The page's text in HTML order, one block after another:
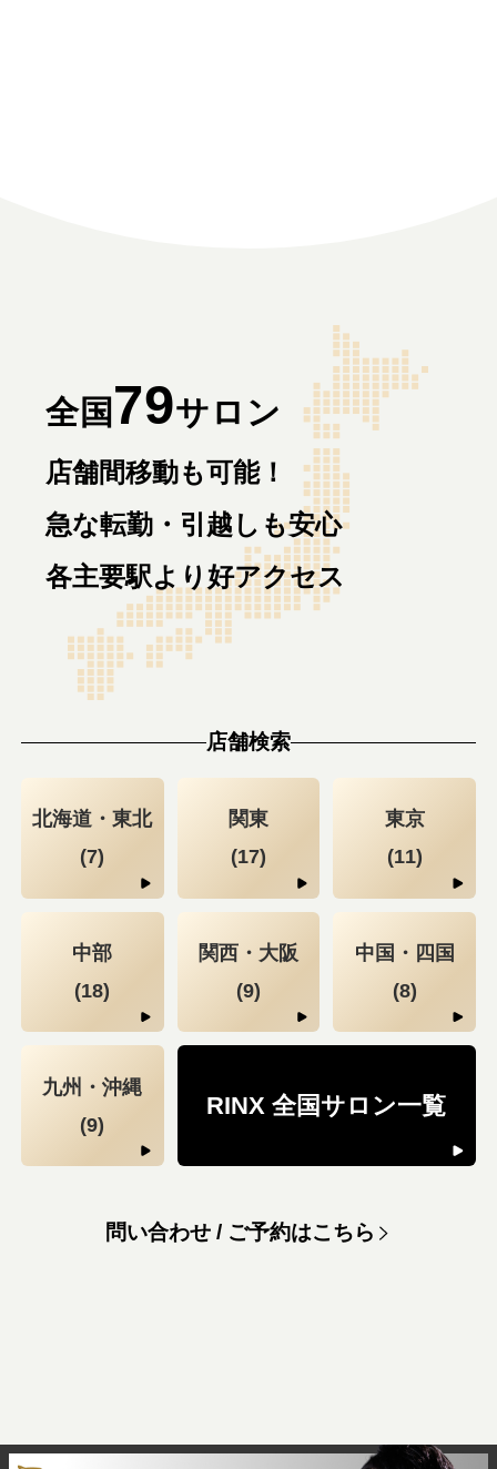
全国 79サロン
店舗間移動も可能！
急な転勤・引越しも安心
各主要駅より好アクセス
店舗検索
北海道・東北
(7)
関東
(17)
東京
(11)
中部
(18)
関西・大阪
(9)
中国・四国
(8)
九州・沖縄
(9)
RINX 全国サロン一覧
問い合わせ / ご予約はこちら